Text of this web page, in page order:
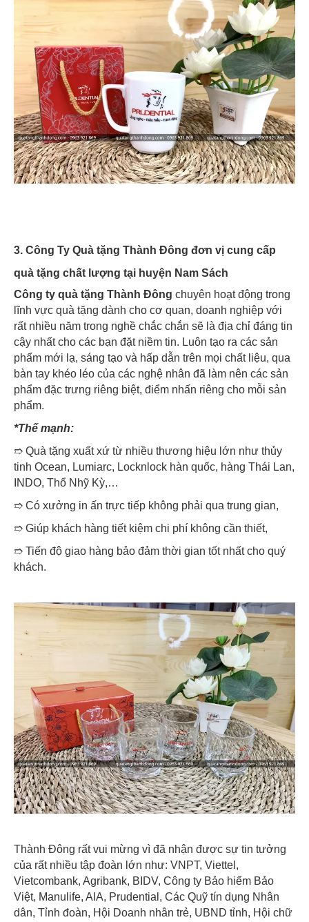
3. Công Ty Quà tặng Thành Đông đơn vị cung cấp
quà tặng chất lượng tại huyện Nam Sách
Công ty quà tặng Thành Đông chuyên hoạt động trong
lĩnh vực quà tặng dành cho cơ quan, doanh nghiệp với
rất nhiều năm trong nghề chắc chắn sẽ là địa chỉ đáng tin
cậy nhất cho các bạn đặt niềm tin. Luôn tạo ra các sản
phẩm mới lạ, sáng tạo và hấp dẫn trên mọi chất liệu, qua
bàn tay khéo léo của các nghệ nhân đã làm nên các sản
phẩm đặc trưng riêng biệt, điểm nhấn riêng cho mỗi sản
phẩm.
*Thế mạnh:
➱ Quà tặng xuất xứ từ nhiều thương hiệu lớn như thủy
tinh Ocean, Lumiarc, Locknlock hàn quốc, hàng Thái Lan,
INDO, Thổ Nhỹ Kỳ,…
➱ Có xưởng in ấn trực tiếp không phải qua trung gian,
➱ Giúp khách hàng tiết kiệm chi phí không cần thiết,
➱ Tiến độ giao hàng bảo đảm thời gian tốt nhất cho quý
khách.
Thành Đông rất vui mừng vì đã nhận được sự tin tưởng
của rất nhiều tập đoàn lớn như: VNPT, Viettel,
Vietcombank, Agribank, BIDV, Công ty Bảo hiểm Bảo
Việt, Manulife, AIA, Prudential, Các Quỹ tín dụng Nhân
dân, Tỉnh đoàn, Hội Doanh nhân trẻ, UBND tỉnh, Hội chữ